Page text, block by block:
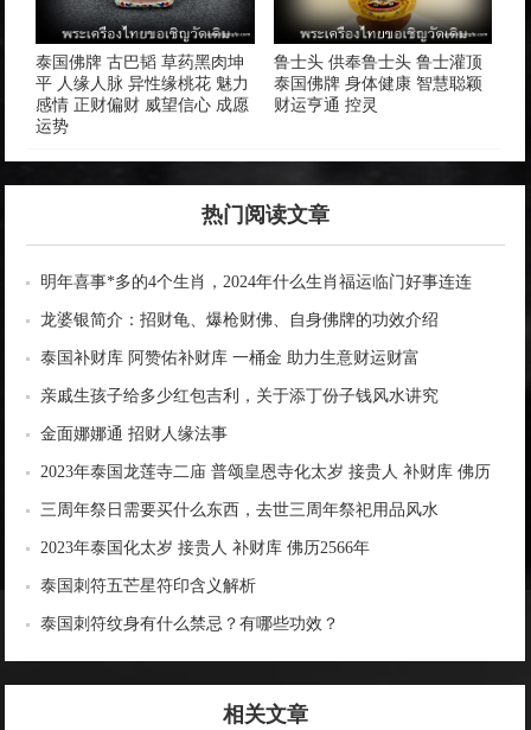
泰国佛牌 古巴韬 草药黑肉坤
平 人缘人脉 异性缘桃花 魅力
感情 正财偏财 威望信心 成愿
运势
鲁士头 供奉鲁士头 鲁士灌顶
泰国佛牌 身体健康 智慧聪颖
财运亨通 控灵
热门阅读文章
明年喜事*多的4个生肖，2024年什么生肖福运临门好事连连
龙婆银简介：招财龟、爆枪财佛、自身佛牌的功效介绍
泰国补财库 阿赞佑补财库 一桶金 助力生意财运财富
亲戚生孩子给多少红包吉利，关于添丁份子钱风水讲究
金面娜娜通 招财人缘法事
2023年泰国龙莲寺二庙 普颂皇恩寺化太岁 接贵人 补财库 佛历
2566年
三周年祭日需要买什么东西，去世三周年祭祀用品风水
2023年泰国化太岁 接贵人 补财库 佛历2566年
泰国刺符五芒星符印含义解析
泰国刺符纹身有什么禁忌？有哪些功效？
相关文章